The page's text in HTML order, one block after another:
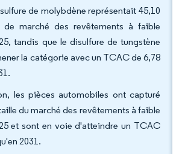
de molybdène représentait 45,10
marché des revêtements à faible
tandis que le disulfure de tungstène
la catégorie avec un TCAC de 6,78
les pièces automobiles ont capturé
du marché des revêtements à faible
et sont en voie d'atteindre un TCAC
2031.